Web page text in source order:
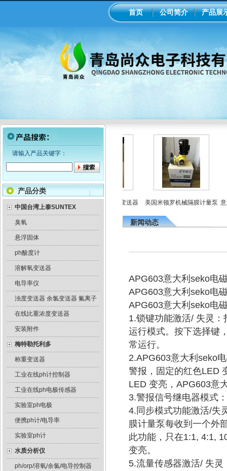
首页 公司简介 产品展
请输入产品关键字：
产品分类
中国台湾上泰SUNTEX
臭氧
悬浮固体
ph酸度计
溶解氧变送器
电导率仪
浊度变送器 余氯变送器 氟离子
在线比重浓度变送器
安装附件
梅特勒托利多
称重变送器
工业在线ph计控制器
工业在线ph电极传感器
实验室ph电极
便携ph计/电导率
实验室ph计
水质分析仪
ph/orp/溶氧/余氯/电导控制器
顿罗电磁隔膜泵加药
泵
工业在线ph/orp计变送器 美国米顿罗机械隔膜计量泵 意大
新闻动态
APG603意大利seko电
APG603意大利seko电
APG603意大利seko电
1.锁键功能激活/ 失灵
运行模式。按下选择键
常运行。
2.APG603意大利seko
警报，固定的红色LED
LED 变亮，APG603意
3.警报信号继电器模式
4.同步模式功能激活/失
膜计量泵每收到一个外
此功能，只在1:1, 4:1,
变亮。
5.流量传感器激活/ 失